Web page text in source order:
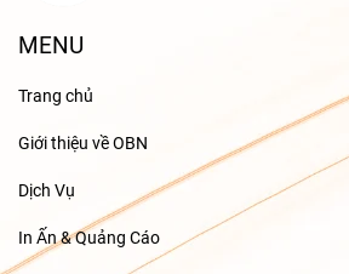
MENU
Trang chủ
Giới thiệu về OBN
Dịch Vụ
In Ấn & Quảng Cáo